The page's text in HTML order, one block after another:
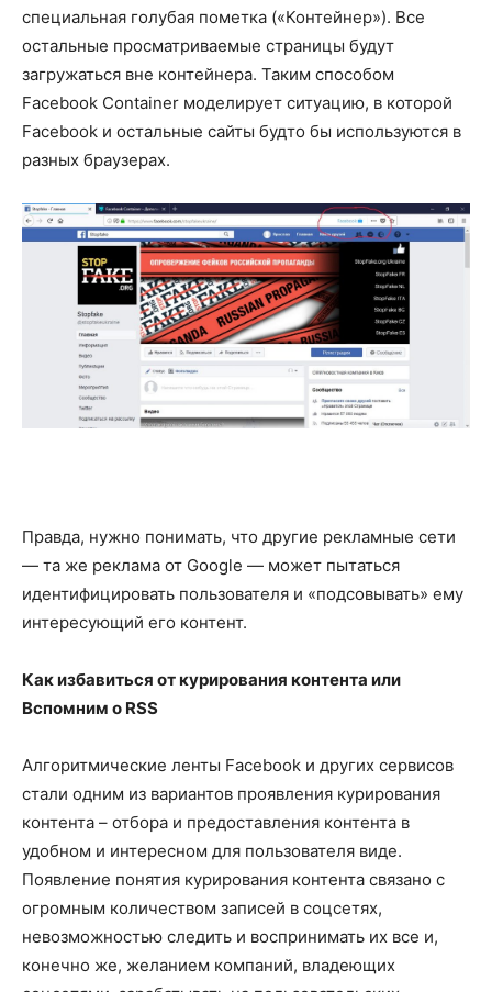
специальная голубая пометка («Контейнер»). Все
остальные просматриваемые страницы будут
загружаться вне контейнера. Таким способом
Facebook Container моделирует ситуацию, в которой
Facebook и остальные сайты будто бы используются в
разных браузерах.
Правда, нужно понимать, что другие рекламные сети
— та же реклама от Google — может пытаться
идентифицировать пользователя и «подсовывать» ему
интересующий его контент.
Как избавиться от курирования контента или
Вспомним о RSS
Алгоритмические ленты Facebook и других сервисов
стали одним из вариантов проявления курирования
контента – отбора и предоставления контента в
удобном и интересном для пользователя виде.
Появление понятия курирования контента связано с
огромным количеством записей в соцсетях,
невозможностью следить и воспринимать их все и,
конечно же, желанием компаний, владеющих